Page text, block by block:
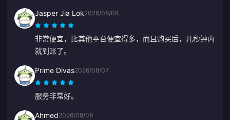
Jasper Jia Lok2026/08/08
非常便宜，比其他平台便宜得多，而且购买后，几秒钟内
就到账了。
Prime Divas2026/08/07
服务非常好。
Ahmed2026/08/08